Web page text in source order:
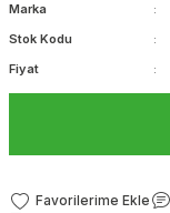
Marka
Stok Kodu
Fiyat